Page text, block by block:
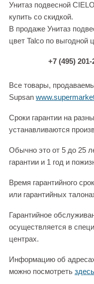
Унитаз подвесной
купить со скидкой.
В продаже Унитаз
цвет Talco по выгодной
+7 (495) 201-
Все товары,
Supsan
Сроки гарантии на
устанавливаются
Обычно это от 5 до 25
гарантии и 1 год и
Время гарантийного
или гарантийных
Гарантийное
осуществляется в
центрах.
Информацию об
можно посмотреть здесь